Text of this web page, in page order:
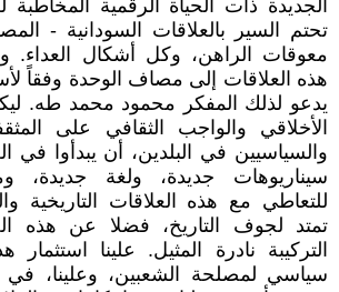
الجديدة ذات الحياة الرقمية المخاطبة
تحتم السير بالعلاقات السودانية -
معوقات الراهن، وكل أشكال العداء.
هذه العلاقات إلى مصاف الوحدة وفقاً
يدعو لذلك المفكر محمود محمد طه.
الأخلاقي والواجب الثقافي على
والسياسيين في البلدين، أن يبدأوا في
سيناريوهات جديدة، ولغة جديدة،
للتعاطي مع هذه العلاقات التاريخية
تمتد لجوف التاريخ، فضلا عن هذه
التركيبة نادرة المثيل. علينا استثمار
سياسي لمصلحة الشعبين، وعلينا، في